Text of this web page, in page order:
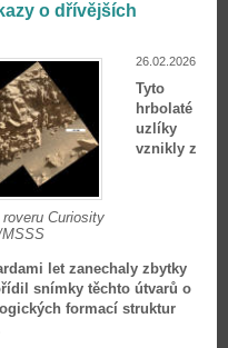
o dřívějších
26.02.2026
Curiosity
Tyto
hrbolaté
uzlíky
vznikly z
let zanechaly zbytky
snímky těchto útvarů o
formací struktur